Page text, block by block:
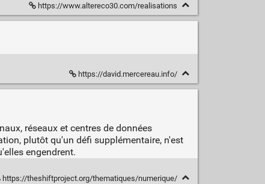
https://www.altereco30.com/realisations
https://david.mercereau.info/
réseaux et centres de données
plutôt qu'un défi supplémentaire, n'est
engendrent.
https://theshiftproject.org/thematiques/numerique/